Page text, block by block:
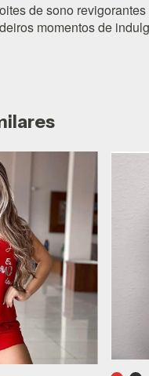
de sono
momentos de